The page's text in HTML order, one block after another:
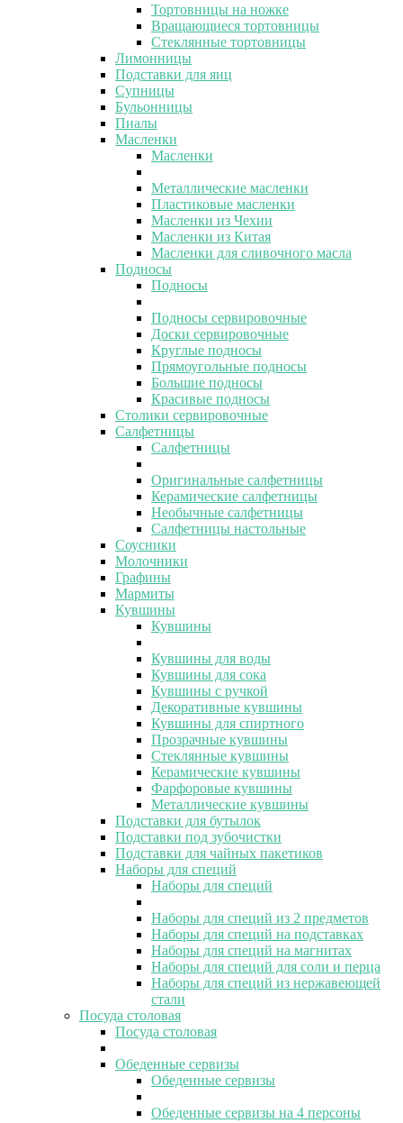
Тортовницы на ножке
Вращающиеся тортовницы
Стеклянные тортовницы
Лимонницы
Подставки для яиц
Супницы
Бульонницы
Пиалы
Масленки
Масленки
Металлические масленки
Пластиковые масленки
Масленки из Чехии
Масленки из Китая
Масленки для сливочного масла
Подносы
Подносы
Подносы сервировочные
Доски сервировочные
Круглые подносы
Прямоугольные подносы
Большие подносы
Красивые подносы
Столики сервировочные
Салфетницы
Салфетницы
Оригинальные салфетницы
Керамические салфетницы
Необычные салфетницы
Салфетницы настольные
Соусники
Молочники
Графины
Мармиты
Кувшины
Кувшины
Кувшины для воды
Кувшины для сока
Кувшины с ручкой
Декоративные кувшины
Кувшины для спиртного
Прозрачные кувшины
Стеклянные кувшины
Керамические кувшины
Фарфоровые кувшины
Металлические кувшины
Подставки для бутылок
Подставки под зубочистки
Подставки для чайных пакетиков
Наборы для специй
Наборы для специй
Наборы для специй из 2 предметов
Наборы для специй на подставках
Наборы для специй на магнитах
Наборы для специй для соли и перца
Наборы для специй из нержавеющей
стали
Посуда столовая
Посуда столовая
Обеденные сервизы
Обеденные сервизы
Обеденные сервизы на 4 персоны